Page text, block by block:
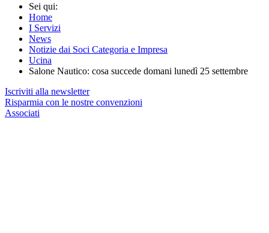
Sei qui:
Home
I Servizi
News
Notizie dai Soci Categoria e Impresa
Ucina
Salone Nautico: cosa succede domani lunedì 25 settembre
Iscriviti alla newsletter
Risparmia con le nostre convenzioni
Associati